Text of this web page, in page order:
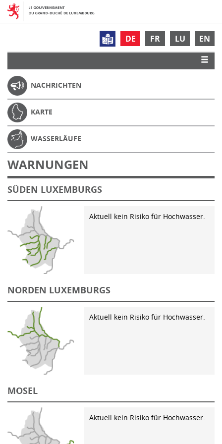
DE FR LU EN
NACHRICHTEN
KARTE
WASSERLÄUFE
WARNUNGEN
SÜDEN LUXEMBURGS
Aktuell kein Risiko für Hochwasser.
NORDEN LUXEMBURGS
Aktuell kein Risiko für Hochwasser.
MOSEL
Aktuell kein Risiko für Hochwasser.